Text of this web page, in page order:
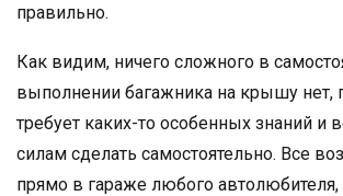
правильно.
Как видим, ничего сложного в
выполнении багажника на крышу нет,
требует каких-то особенных знаний и
силам сделать самостоятельно. Все
прямо в гараже любого автолюбителя,